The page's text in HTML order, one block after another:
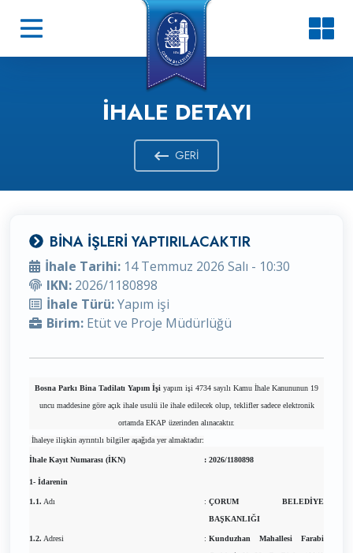
İHALE DETAYI
GERI
BİNA İŞLERİ YAPTIRILACAKTIR
İhale Tarihi: 14 Temmuz 2026 Salı - 10:30
IKN: 2026/1180898
İhale Türü:Yapım işi
Birim: Etüt ve Proje Müdürlüğü
Bosna Parkı Bina Tadilatı Yapım İşi yapım işi 4734 sayılı Kamu İhale Kanununun 19
uncu maddesine göre açık ihale usulü ile ihale edilecek olup, teklifler sadece elektronik
ortamda EKAP üzerinden alınacaktır.
İhaleye ilişkin ayrıntılı bilgiler aşağıda yer almaktadır:
İhale Kayıt Numarası (İKN) : 2026/1180898
1- İdarenin
1.1. Adı : ÇORUM BELEDİYE
BAŞKANLIĞI
1.2. Adresi : Kunduzhan Mahallesi Farabi